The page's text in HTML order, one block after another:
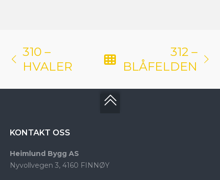
310 –
HVALER
312 –
BLÅFELDEN
KONTAKT OSS
Heimlund Bygg AS
Nyvollvegen 3, 4160 FINNØY